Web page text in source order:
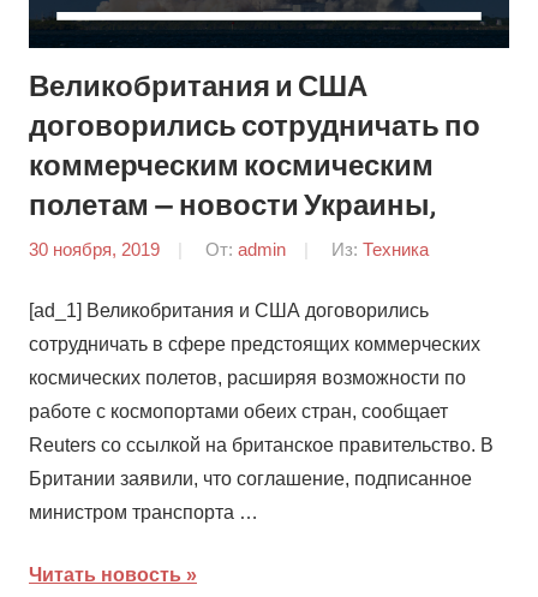
Великобритания и США
договорились сотрудничать по
коммерческим космическим
полетам — новости Украины,
30 ноября, 2019 От: admin Из: Техника
[ad_1] Великобритания и США договорились
сотрудничать в сфере предстоящих коммерческих
космических полетов, расширяя возможности по
работе с космопортами обеих стран, сообщает
Reuters со ссылкой на британское правительство. В
Британии заявили, что соглашение, подписанное
министром транспорта …
Читать новость